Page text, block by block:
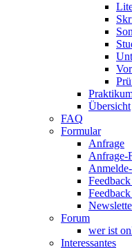
Übersicht
FAQ
Formular
Anfrage
Anfrage-
Forum
wer ist
Interessantes